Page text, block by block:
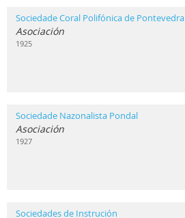
Sociedade Coral Polifónica de Pontevedra
Asociación
1925
Sociedade Nazonalista Pondal
Asociación
1927
Sociedades de Instrución